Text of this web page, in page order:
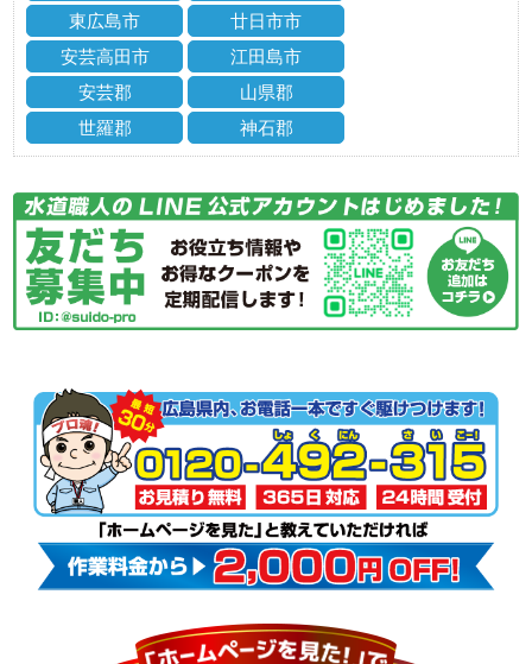
東広島市
廿日市市
安芸高田市
江田島市
安芸郡
山県郡
世羅郡
神石郡